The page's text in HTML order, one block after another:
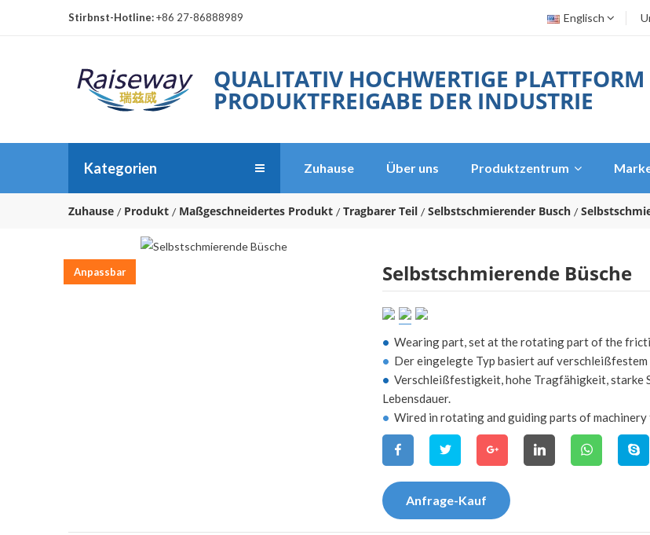
Stirbnst-Hotline:+86 27-86888989 Englisch
QUALITATIV HOCHWERTIGE PLATTFORM
PRODUKTFREIGABE DER INDUSTRIE
Kategorien Zuhause Über uns Produktzentrum
Zuhause Produkt Maßgeschneidertes Produkt Tragbarer Teil Selbstschmierender Busch
Anpassbar Selbstschmierende Büsche
• Wearing part, set at the rotating part of the
• Der eingelegte Typ basiert auf
• Verschleißfestigkeit, hohe Tragfähigkeit, starke
Lebensdauer.
• Wired in rotating and guiding parts of
Anfrage-Kauf